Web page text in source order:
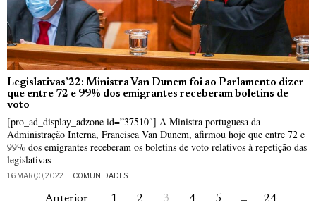
Legislativas’22: Ministra Van Dunem foi ao Parlamento dizer
que entre 72 e 99% dos emigrantes receberam boletins de
voto
[pro_ad_display_adzone id=”37510″] A Ministra portuguesa da
Administração Interna, Francisca Van Dunem, afirmou hoje que entre 72 e
99% dos emigrantes receberam os boletins de voto relativos à repetição das
legislativas
16 MARÇO, 2022 COMUNIDADES
Anterior 1 2 3 4 5 …
24